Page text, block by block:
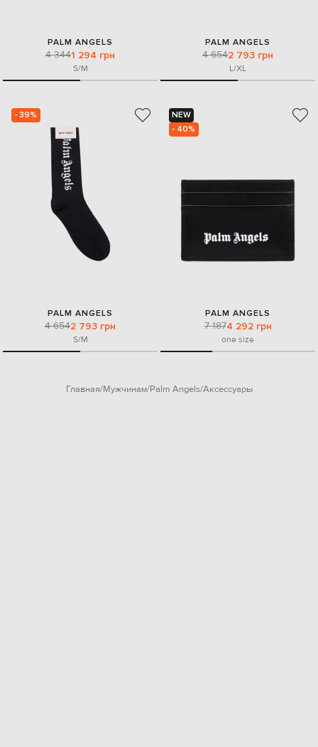
PALM ANGELS
4 3441 294 грн
S/M
PALM ANGELS
4 6542 793 грн
L/XL
- 39%
PALM ANGELS
4 6542 793 грн
S/M
NEW
- 40%
PALM ANGELS
7 1874 292 грн
one size
Главная Мужчинам Palm Angels Аксессуары